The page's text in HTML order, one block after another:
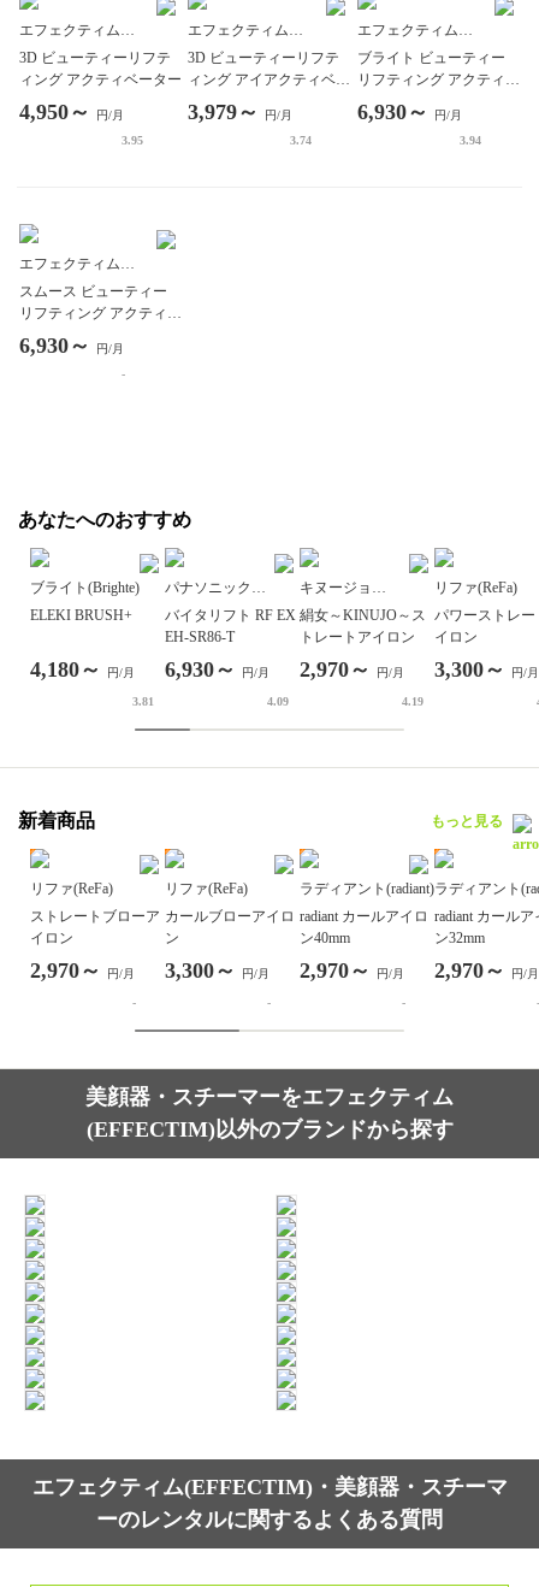
エフェクティム
(EFFECTIM)
3D ビューティーリフテ
ィング アクティベーター
4,950～
円/月
3.95
エフェクティム
(EFFECTIM)
3D ビューティーリフテ
ィング アイアクティベー
ター
3,979～
円/月
3.74
エフェクティム
(EFFECTIM)
ブライト ビューティー
リフティング アクティベ
ーター
6,930～
円/月
3.94
エフェクティム
(EFFECTIM)
スムース ビューティー
リフティング アクティベ
6,930～
円/月
-
あなたへのおすすめ
ブライト(Brighte)
ELEKI BRUSH+
4,180～ 円/月
3.81
パナソニック
(Panasonic)
バイタリフト RF EX
EH-SR86-T
6,930～ 円/月
4.09
キヌージョ
(KINUJO)
絹女～KINUJO～ス
トレートアイロン
2,970～ 円/月
4.19
リファ(ReFa)
パワーストレー
イロン
3,300～ 円/月
新着商品 もっと見る
リファ(ReFa)
ストレートブローア
イロン
2,970～ 円/月
-
リファ(ReFa)
カールブローアイロ
ン
3,300～ 円/月
-
ラディアント(radiant)
radiant カールアイロ
ン40mm
2,970～ 円/月
-
ラディアント
radiant カールア
ン32mm
2,970～ 円/月
-
美顔器・スチーマーをエフェクティム
(EFFECTIM)以外のブランドから探す
エフェクティム(EFFECTIM)・美顔器・スチーマ
ーのレンタルに関するよくある質問